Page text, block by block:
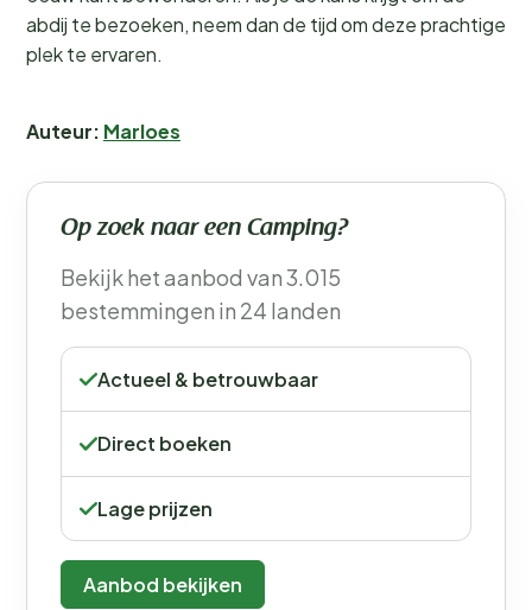
abdij te bezoeken, neem dan de tijd om deze prachtige
plek te ervaren.
Auteur: Marloes
Op zoek naar een Camping?
Bekijk het aanbod van 3.015
bestemmingen in 24 landen
Actueel & betrouwbaar
Direct boeken
Lage prijzen
Aanbod bekijken